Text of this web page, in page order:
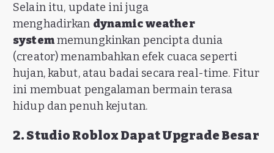
Selain itu, update ini juga
menghadirkan dynamic weather
systemmemungkinkan pencipta dunia
(creator) menambahkan efek cuaca seperti
hujan, kabut, atau badai secara real-time. Fitur
ini membuat pengalaman bermain terasa
hidup dan penuh kejutan.
2. Studio Roblox Dapat Upgrade Besar